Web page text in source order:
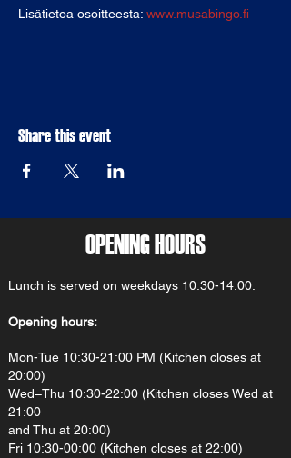
Lisätietoa osoitteesta: www.musabingo.fi
Share this event
OPENING HOURS
Lunch is served on weekdays 10:30-14:00.
Opening hours:
Mon-Tue 10:30-21:00 PM (Kitchen closes at
20:00)
Wed–Thu 10:30-22:00 (Kitchen closes Wed at
21:00
and Thu at 20:00)
Fri 10:30-00:00 (Kitchen closes at 22:00)